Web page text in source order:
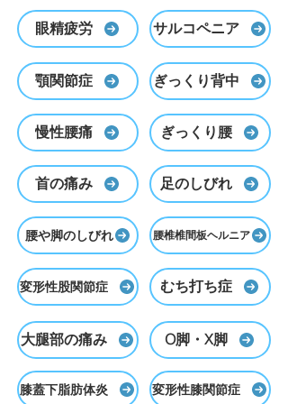
眼精疲労 サルコペニア
顎関節症 ぎっくり背中
慢性腰痛 ぎっくり腰
首の痛み 足のしびれ
腰や脚のしびれ 腰椎椎間板ヘルニア
変形性股関節症 むち打ち症
大腿部の痛み O脚・X脚
膝蓋下脂肪体炎 変形性膝関節症